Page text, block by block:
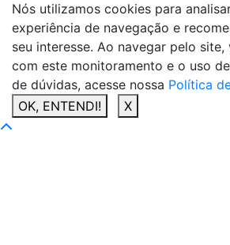
Nós utilizamos cookies para
experiência de navegação e
seu interesse. Ao navegar pelo
com este monitoramento e o uso
de dúvidas, acesse nossa Política
OK, ENTENDI!
X